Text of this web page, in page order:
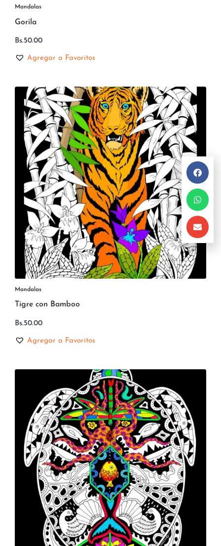
Mandalas
Gorila
Bs.50.00
Agregar a Favoritos
Mandalas
Tigre con Bamboo
Bs.50.00
Agregar a Favoritos